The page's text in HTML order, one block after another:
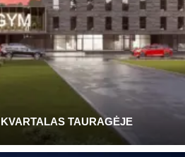
TAURAGĖJE